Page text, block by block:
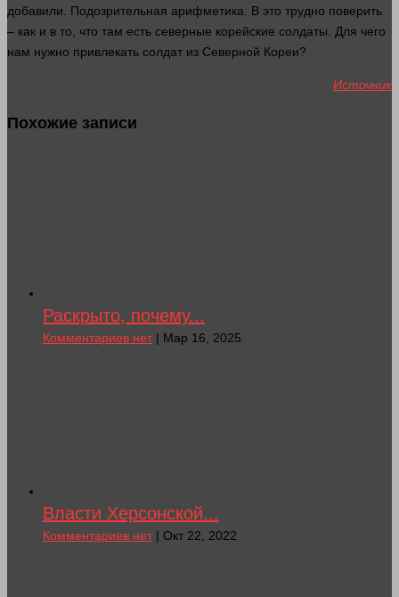
добавили. Подозрительная арифметика. В это трудно поверить
– как и в то, что там есть северные корейские солдаты. Для чего
нам нужно привлекать солдат из Северной Кореи?
Источник
Похожие записи
Раскрыто, почему...
Комментариев нет| Мар 16, 2025
Власти Херсонской...
Комментариев нет| Окт 22, 2022